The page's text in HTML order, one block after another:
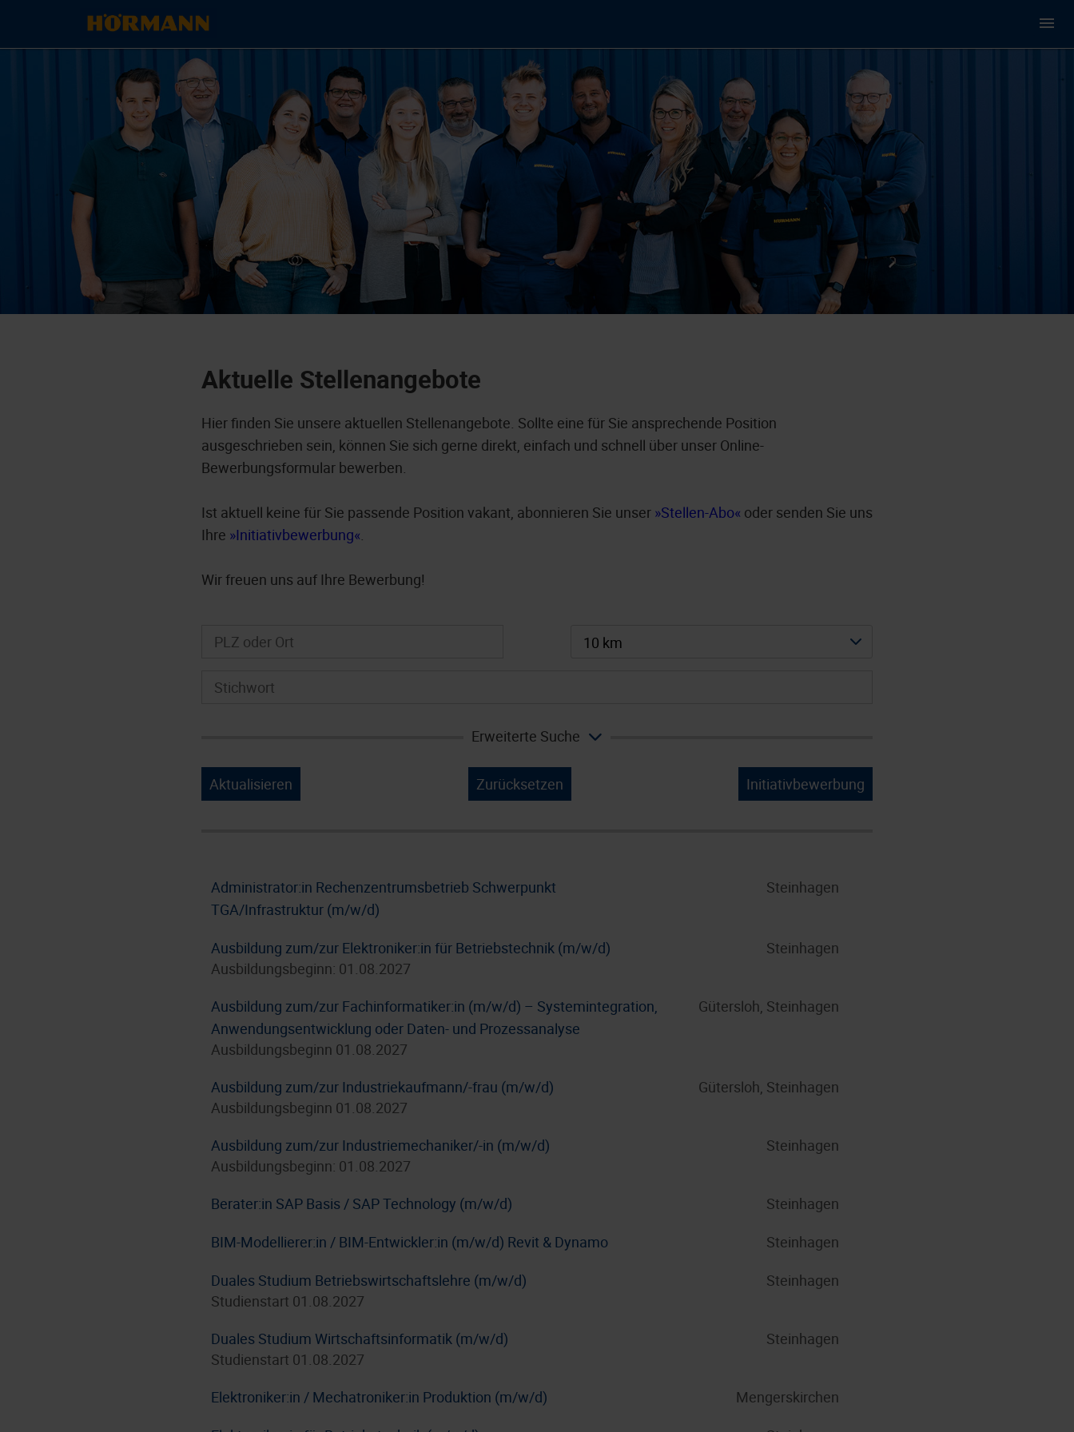
Aktuelle Stellenangebote
Hier finden Sie unsere aktuellen Stellenangebote. Sollte eine für Sie ansprechende Position
ausgeschrieben sein, können Sie sich gerne direkt, einfach und schnell über unser Online-
Bewerbungsformular bewerben.
Ist aktuell keine für Sie passende Position vakant, abonnieren Sie unser Stellen-Abo oder senden Sie uns
Ihre Initiativbewerbung .
Wir freuen uns auf Ihre Bewerbung!
10 km
Erweiterte Suche
Aktualisieren Zurücksetzen Initiativbewerbung
Administrator:in Rechenzentrumsbetrieb Schwerpunkt
TGA/Infrastruktur (m/w/d)
Steinhagen
Ausbildung zum/zur Elektroniker:in für Betriebstechnik (m/w/d)
Ausbildungsbeginn: 01.08.2027
Steinhagen
Ausbildung zum/zur Fachinformatiker:in (m/w/d) – Systemintegration,
Anwendungsentwicklung oder Daten- und Prozessanalyse
Ausbildungsbeginn 01.08.2027
Gütersloh, Steinhagen
Ausbildung zum/zur Industriekaufmann/-frau (m/w/d)
Ausbildungsbeginn 01.08.2027
Gütersloh, Steinhagen
Ausbildung zum/zur Industriemechaniker/-in (m/w/d)
Ausbildungsbeginn: 01.08.2027
Steinhagen
Berater:in SAP Basis / SAP Technology (m/w/d)
Steinhagen
BIM-Modellierer:in / BIM-Entwickler:in (m/w/d) Revit & Dynamo
Steinhagen
Duales Studium Betriebswirtschaftslehre (m/w/d)
Studienstart 01.08.2027
Steinhagen
Duales Studium Wirtschaftsinformatik (m/w/d)
Studienstart 01.08.2027
Steinhagen
Elektroniker:in / Mechatroniker:in Produktion (m/w/d)
Mengerskirchen